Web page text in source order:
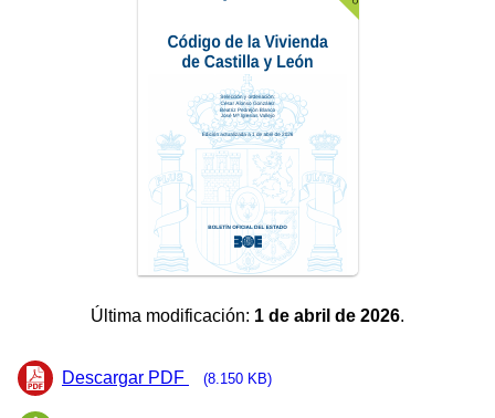
Última modificación: 1 de abril de 2026.
Descargar PDF (8.150 KB)